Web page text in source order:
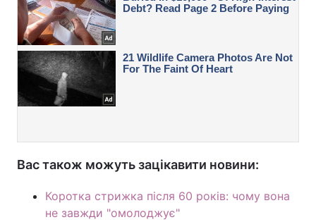
Вас також можуть зацікавити новини:
Коротка стрижка після 60 років: чому вона
не завжди "омолоджує"